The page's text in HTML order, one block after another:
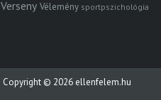
Verseny Vélemény sportpszichológia
Copyright © 2026 ellenfelem.hu